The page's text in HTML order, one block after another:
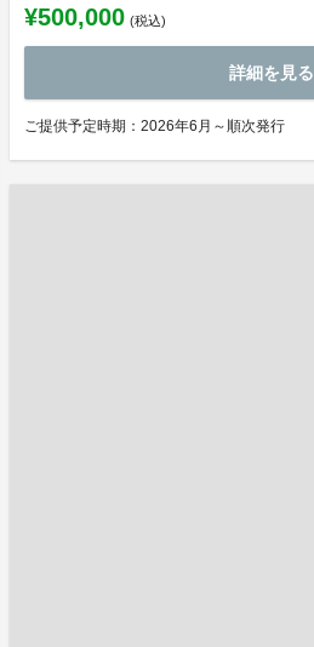
¥500,000 (税込)
詳細を見る
ご提供予定時期：2026年6月～順次発行